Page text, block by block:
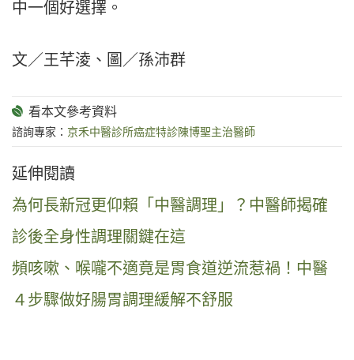
中一個好選擇。
文／王芊淩、圖／孫沛群
諮詢專家： 京禾中醫診所癌症特診陳博聖主治醫師
延伸閱讀
為何長新冠更仰賴「中醫調理」？中醫師揭確
診後全身性調理關鍵在這
頻咳嗽、喉嚨不適竟是胃食道逆流惹禍！中醫
４步驟做好腸胃調理緩解不舒服